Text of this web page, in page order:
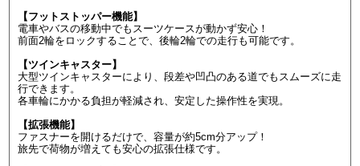
【フットストッパー機能】
電車やバスの移動中でもスーツケースが動かず安心！
前面2輪をロックすることで、後輪2輪での走行も可能です。
【ツインキャスター】
大型ツインキャスターにより、段差や凹凸のある道でもスムーズに走
行できます。
各車輪にかかる負担が軽減され、安定した操作性を実現。
【拡張機能】
ファスナーを開けるだけで、容量が約5cm分アップ！
旅先で荷物が増えても安心の拡張仕様です。